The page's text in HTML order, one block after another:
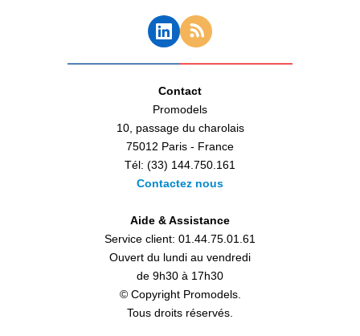
Contact
Promodels
10, passage du charolais
75012 Paris - France
Tél: (33) 144.750.161
Contactez nous
Aide & Assistance
Service client: 01.44.75.01.61
Ouvert du lundi au vendredi
de 9h30 à 17h30
© Copyright Promodels.
Tous droits réservés.